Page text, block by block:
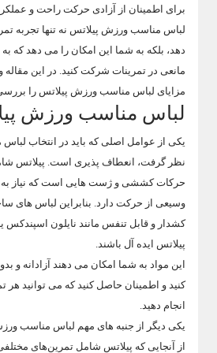
برای اطمینان از آزادی حرکت راحت و
لباس مناسب ورزش پیلاتس نه تنها تجربه
دهد، بلکه به شما این امکان را می دهد که
مانعی در تمرینات شرکت کنید. در این مقاله
مزایای لباس مناسب ورزش پیلاتس را
لباس مناسب ورزش
یکی از عوامل اصلی که باید در انتخاب
نظر گرفت، انعطاف پذیری است. پیلاتس
حرکات کششی و ژست هایی است که نیاز به
وسیعی از حرکت دارد. بنابراین لباس های
کشدار و قابل تنفس مانند نایلون اسپندکس
پیلاتس ایده آل باشند.
این مواد به شما امکان می دهند آزادانه و
کنید و اطمینان حاصل کنید که می توانید
انجام دهید.
یکی دیگر از جنبه های مهم لباس مناسب
از آنجایی که پیلاتس شامل تمرین‌های